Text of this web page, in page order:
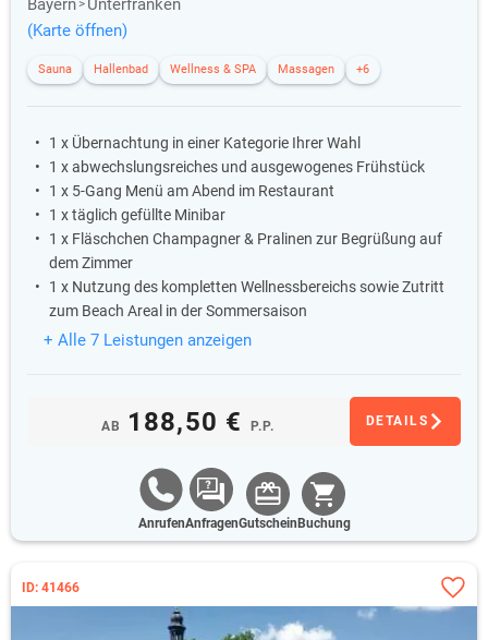
Bayern
Unterfranken
(Karte öffnen)
Sauna Hallenbad Wellness & SPA Massagen +6
1 x Übernachtung in einer Kategorie Ihrer Wahl
1 x abwechslungsreiches und ausgewogenes Frühstück
1 x 5-Gang Menü am Abend im Restaurant
1 x täglich gefüllte Minibar
1 x Fläschchen Champagner & Pralinen zur Begrüßung auf
dem Zimmer
1 x Nutzung des kompletten Wellnessbereichs sowie Zutritt
zum Beach Areal in der Sommersaison
+ Alle 7 Leistungen anzeigen
AB 188,50 € P.P. DETAILS
AnrufenAnfragenGutschein Buchung
ID: 41466